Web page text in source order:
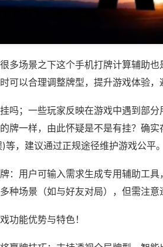
多场景之下这个手机打牌计算辅助
可以合理调整牌型，提升游戏体验，
吗；一些玩家反映在游戏中遇到部
牌一样，由此怀疑是不是有挂？确
等，建议通过正规途径维护游戏公平。
：用户可输入需求生成专用辅助工
种场景（如与好友对局），但需注意
功能优势与特色！